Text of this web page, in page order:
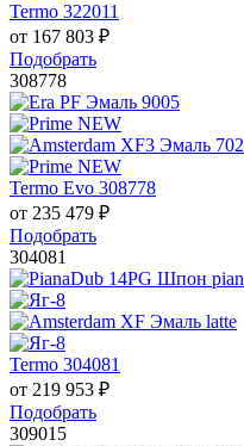
Termo 322011
от 167 803 ₽
Подобрать
308778
Termo Evo 308778
от 235 479 ₽
Подобрать
304081
Termo 304081
от 219 953 ₽
Подобрать
309015